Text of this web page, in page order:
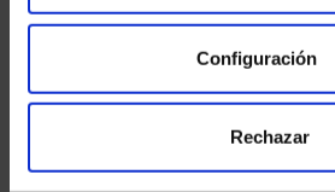
Configuración
Rechazar